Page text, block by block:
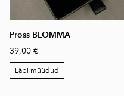
Pross BLOMMA
39,00 €
Läbi müüdud